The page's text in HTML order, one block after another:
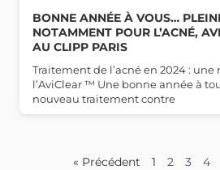
BONNE ANNÉE À VOUS…
NOTAMMENT POUR L’ACNÉ,
AU CLIPP PARIS
Traitement de l’acné en 2024 : une
l’AviClear ™ Une bonne année à
nouveau traitement contre
« Précédent 1 2 3 4